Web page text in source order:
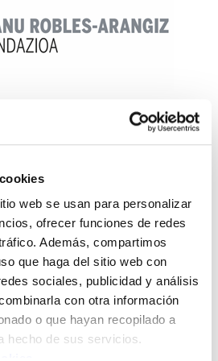
web se usan para personalizar
ofrecer funciones de redes
Además, compartimos
que haga del sitio web con
sociales, publicidad y análisis
con otra información
o que hayan recopilado a
hecho de sus servicios.
Alda! 2297
05-01[1].pdf
met en place un calendrier
voté par le
● Les enjeux de l’AG
PAGE 6 ● Vers une force de
Etcheverry-Ainchart Page
Par Andde Sainte-Marie Page